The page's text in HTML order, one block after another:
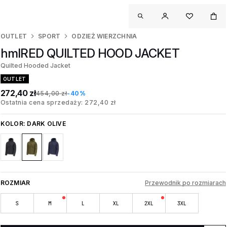
OUTLET SPORT ODZIEŻ WIERZCHNIA
hmlRED QUILTED HOOD JACKET
Quilted Hooded Jacket
OUTLET
272,40 zł454,00 zł-40%
Ostatnia cena sprzedaży: 272,40 zł
KOLOR: DARK OLIVE
ROZMIAR Przewodnik po rozmiarach
S M L XL 2XL 3XL